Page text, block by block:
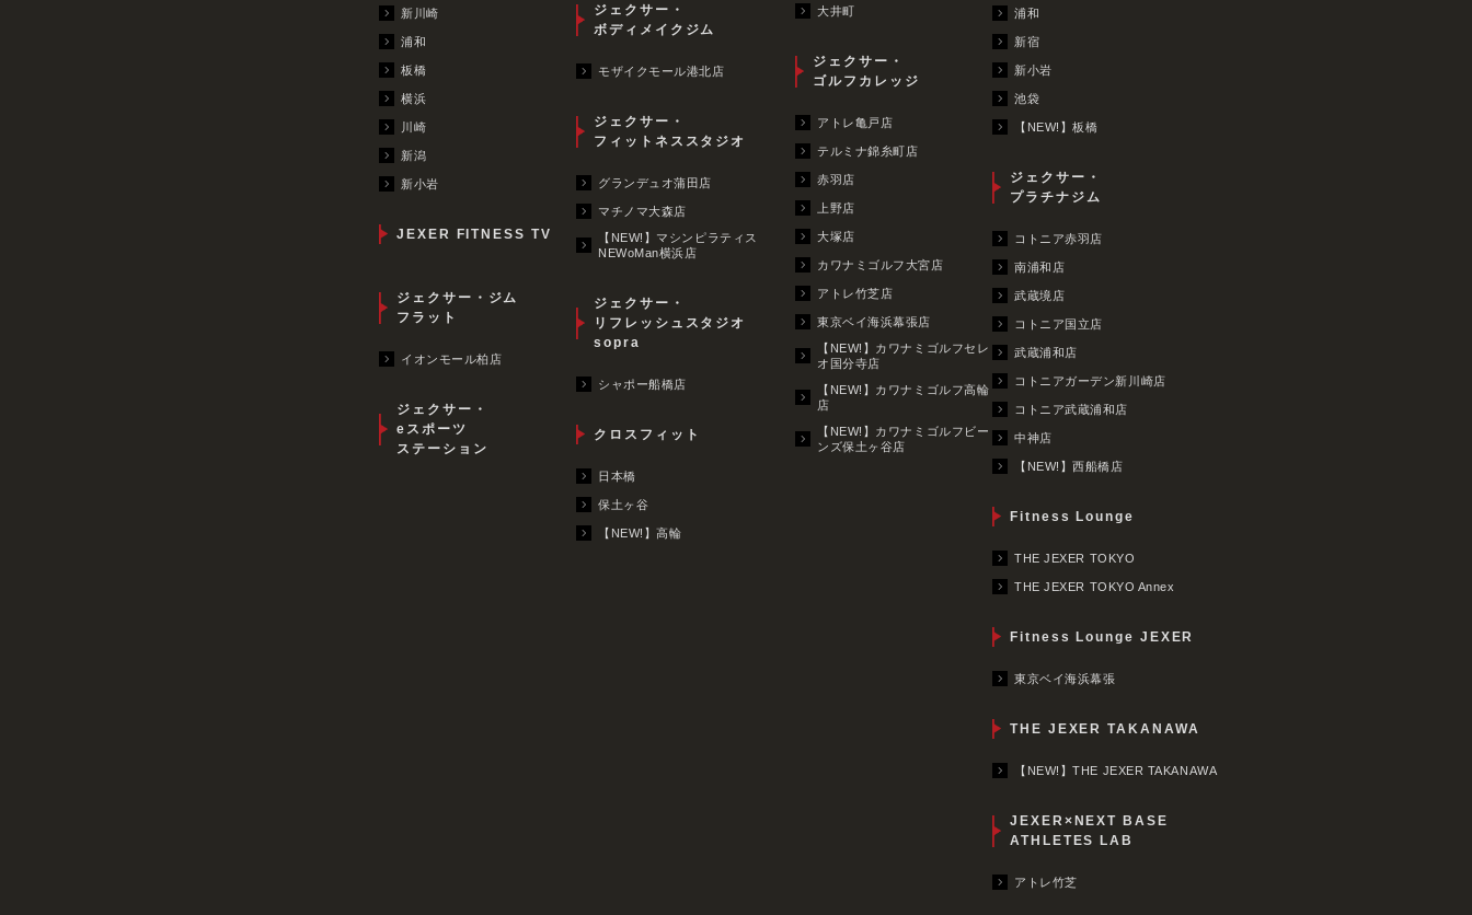
新川崎
浦和
板橋
横浜
川崎
新潟
新小岩
JEXER FITNESS TV
ジェクサー・ジム
フラット
イオンモール柏店
ジェクサー・
eスポーツ
ステーション
ジェクサー・
ボディメイクジム
モザイクモール港北店
ジェクサー・
フィットネススタジオ
グランデュオ蒲田店
マチノマ大森店
【NEW!】マシンピラティス
NEWoMan横浜店
ジェクサー・
リフレッシュスタジオ
sopra
シャポー船橋店
クロスフィット
日本橋
保土ヶ谷
【NEW!】高輪
大井町
ジェクサー・
ゴルフカレッジ
アトレ亀戸店
テルミナ錦糸町店
赤羽店
上野店
大塚店
カワナミゴルフ大宮店
アトレ竹芝店
東京ベイ海浜幕張店
【NEW!】カワナミゴルフセレ
オ国分寺店
【NEW!】カワナミゴルフ高輪
店
【NEW!】カワナミゴルフビー
ンズ保土ヶ谷店
浦和
新宿
新小岩
池袋
【NEW!】板橋
ジェクサー・
プラチナジム
コトニア赤羽店
南浦和店
武蔵境店
コトニア国立店
武蔵浦和店
コトニアガーデン新川崎店
コトニア武蔵浦和店
中神店
【NEW!】西船橋店
Fitness Lounge
THE JEXER TOKYO
THE JEXER TOKYO Annex
Fitness Lounge JEXER
東京ベイ海浜幕張
THE JEXER TAKANAWA
【NEW!】THE JEXER TAKANAWA
JEXER×NEXT BASE
ATHLETES LAB
アトレ竹芝